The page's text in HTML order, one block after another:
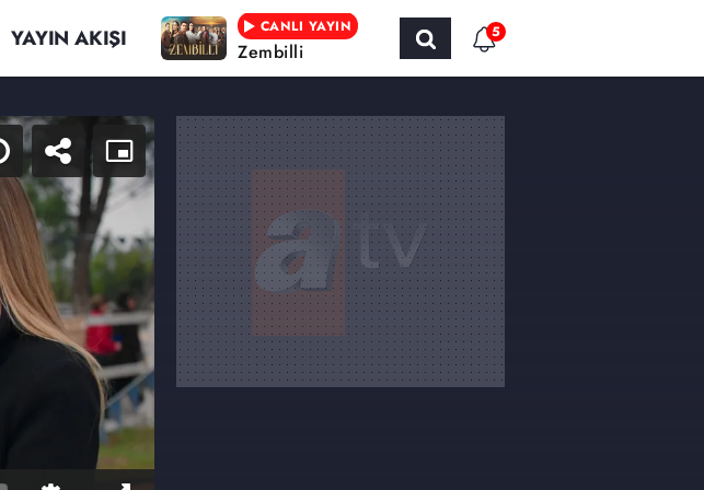
YAYIN AKIŞI CANLI YAYIN
Zembilli
5